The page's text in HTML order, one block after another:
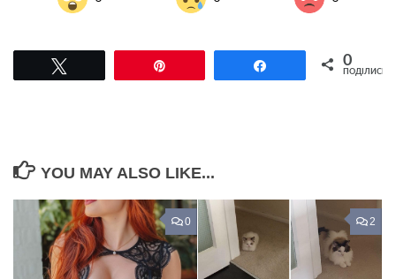
Поділитися0
ПОДІЛИСЬ
YOU MAY ALSO LIKE...
0 2